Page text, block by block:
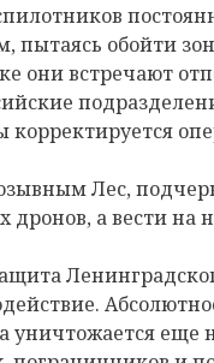
пытаясь обойти
они встречают
корректируется
Лес,
дронов, а вести на
уничтожается еще